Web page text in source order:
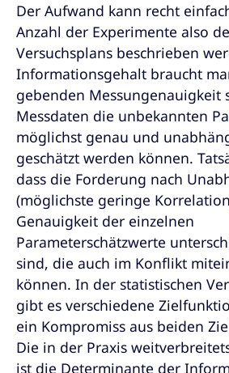
Der Aufwand kann recht
Anzahl der Experimente also
Versuchsplans beschrieben
Informationsgehalt braucht
gebenden Messungenauigkeit
Messdaten die unbekannten
möglichst genau und
geschätzt werden können.
dass die Forderung nach
(möglichste geringe
Genauigkeit der einzelnen
Parameterschätzwerte
sind, die auch im Konflikt
können. In der statistischen
gibt es verschiedene
ein Kompromiss aus beiden
Die in der Praxis
ist die Determinante der